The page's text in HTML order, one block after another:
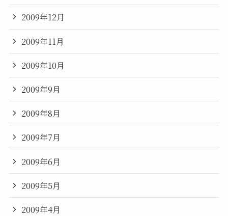
2009年12月
2009年11月
2009年10月
2009年9月
2009年8月
2009年7月
2009年6月
2009年5月
2009年4月